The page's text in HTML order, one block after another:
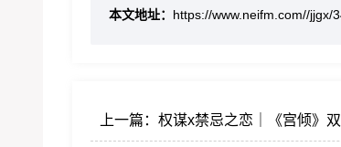
本文地址： https://www.neifm.com//jjgx/
上一篇： 权谋x禁忌之恋｜《宫倾》